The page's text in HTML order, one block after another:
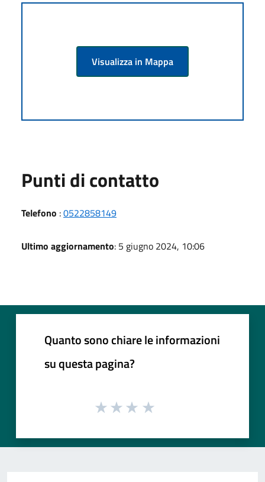
Visualizza in Mappa
Punti di contatto
Telefono :0522858149
Ultimo aggiornamento: 5 giugno 2024, 10:06
Quanto sono chiare le informazioni
su questa pagina?